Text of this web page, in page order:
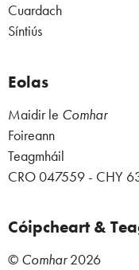
Cuardach
Síntiús
Eolas
Maidir le Comhar
Foireann
Teagmháil
CRO 047559 - CHY
Cóipcheart &
© Comhar2026